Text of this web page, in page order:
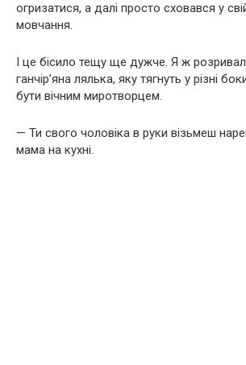
огризатися, а далі просто сховався у
мовчання.
І це бісило тещу ще дужче. Я ж
ганчір’яна лялька, яку тягнуть у різні
бути вічним миротворцем.
— Ти свого чоловіка в руки візьмеш
мама на кухні.